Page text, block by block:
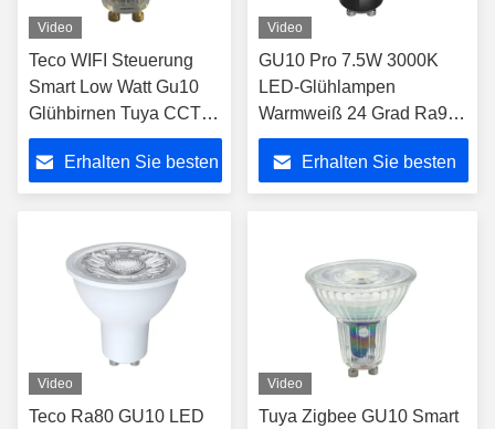
Video
Teco WIFI Steuerung
Smart Low Watt Gu10
Glühbirnen Tuya CCT
Farbe 5W Ra80
Dimmbar Langlebigkeit
Erhalten Sie besten
Video
GU10 Pro 7.5W 3000K
LED-Glühlampen
Warmweiß 24 Grad Ra98
230V Dimmbare Smart
Bulb
Erhalten Sie besten
Video
Teco Ra80 GU10 LED
Video
Tuya Zigbee GU10 Smart